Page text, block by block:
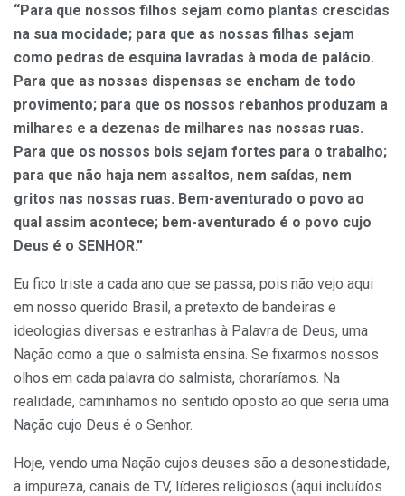
“Para que nossos filhos sejam como plantas crescidas
na sua mocidade; para que as nossas filhas sejam
como pedras de esquina lavradas à moda de palácio.
Para que as nossas dispensas se encham de todo
provimento; para que os nossos rebanhos produzam a
milhares e a dezenas de milhares nas nossas ruas.
Para que os nossos bois sejam fortes para o trabalho;
para que não haja nem assaltos, nem saídas, nem
gritos nas nossas ruas. Bem-aventurado o povo ao
qual assim acontece; bem-aventurado é o povo cujo
Deus é o SENHOR.”
Eu fico triste a cada ano que se passa, pois não vejo aqui
em nosso querido Brasil, a pretexto de bandeiras e
ideologias diversas e estranhas à Palavra de Deus, uma
Nação como a que o salmista ensina. Se fixarmos nossos
olhos em cada palavra do salmista, choraríamos. Na
realidade, caminhamos no sentido oposto ao que seria uma
Nação cujo Deus é o Senhor.
Hoje, vendo uma Nação cujos deuses são a desonestidade,
a impureza, canais de TV, líderes religiosos (aqui incluídos